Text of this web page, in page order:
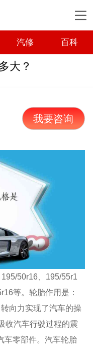
汽修 百科
大？
我要咨询
50r16、195/55r1
等。轮胎作用是：
向力实现了汽车的操
收汽车行驶过程的震
车零部件。汽车轮胎